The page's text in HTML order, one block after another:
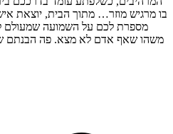
בו מרגיש מוזר… מתוך הבית, יוצאת
מספרת לכם על השמועה שמעולם
משהו שאף אדם לא מצא. פה הבנתם